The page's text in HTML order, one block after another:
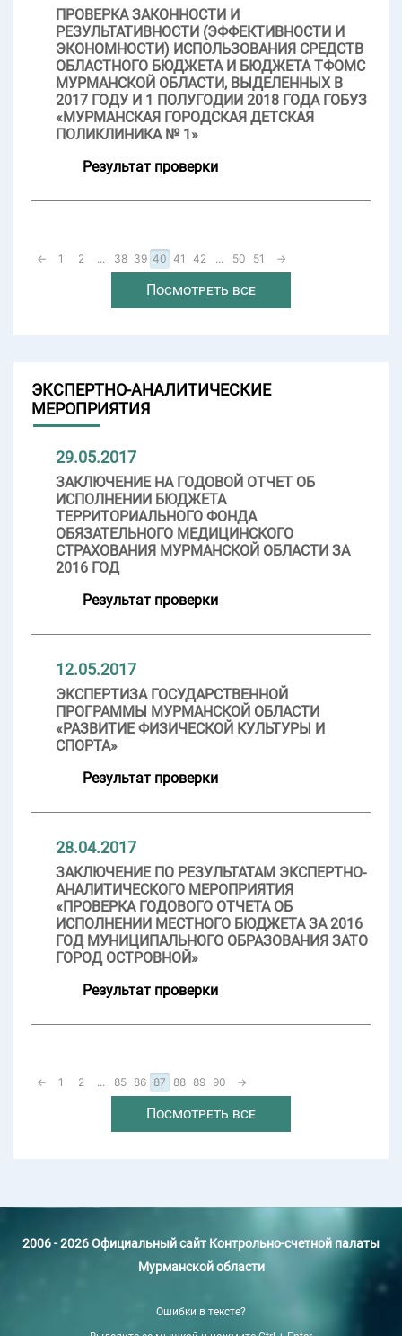
ПРОВЕРКА ЗАКОННОСТИ И
РЕЗУЛЬТАТИВНОСТИ (ЭФФЕКТИВНОСТИ И
ЭКОНОМНОСТИ) ИСПОЛЬЗОВАНИЯ СРЕДСТВ
ОБЛАСТНОГО БЮДЖЕТА И БЮДЖЕТА ТФОМС
МУРМАНСКОЙ ОБЛАСТИ, ВЫДЕЛЕННЫХ В
2017 ГОДУ И 1 ПОЛУГОДИИ 2018 ГОДА ГОБУЗ
«МУРМАНСКАЯ ГОРОДСКАЯ ДЕТСКАЯ
ПОЛИКЛИНИКА № 1»
Результат проверки
← 1 2 ... 38 39 40 41 42 ... 50 51 →
Посмотреть все
ЭКСПЕРТНО-АНАЛИТИЧЕСКИЕ
МЕРОПРИЯТИЯ
29.05.2017
ЗАКЛЮЧЕНИЕ НА ГОДОВОЙ ОТЧЕТ ОБ
ИСПОЛНЕНИИ БЮДЖЕТА
ТЕРРИТОРИАЛЬНОГО ФОНДА
ОБЯЗАТЕЛЬНОГО МЕДИЦИНСКОГО
СТРАХОВАНИЯ МУРМАНСКОЙ ОБЛАСТИ ЗА
2016 ГОД
Результат проверки
12.05.2017
ЭКСПЕРТИЗА ГОСУДАРСТВЕННОЙ
ПРОГРАММЫ МУРМАНСКОЙ ОБЛАСТИ
«РАЗВИТИЕ ФИЗИЧЕСКОЙ КУЛЬТУРЫ И
СПОРТА»
Результат проверки
28.04.2017
ЗАКЛЮЧЕНИЕ ПО РЕЗУЛЬТАТАМ ЭКСПЕРТНО-
АНАЛИТИЧЕСКОГО МЕРОПРИЯТИЯ
«ПРОВЕРКА ГОДОВОГО ОТЧЕТА ОБ
ИСПОЛНЕНИИ МЕСТНОГО БЮДЖЕТА ЗА 2016
ГОД МУНИЦИПАЛЬНОГО ОБРАЗОВАНИЯ ЗАТО
ГОРОД ОСТРОВНОЙ»
Результат проверки
← 1 2 ... 85 86 87 88 89 90 →
Посмотреть все
2006 - 2026 Официальный сайт Контрольно-счетной палаты
Мурманской области
Ошибки в тексте?